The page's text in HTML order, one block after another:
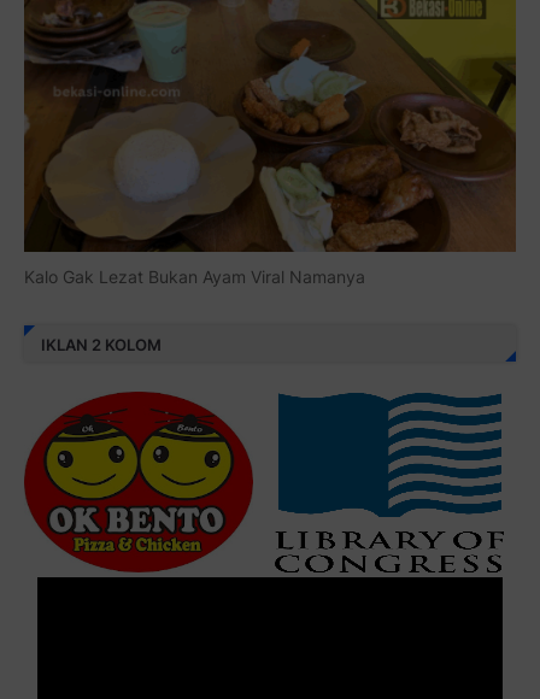
Kalo Gak Lezat Bukan Ayam Viral Namanya
IKLAN 2 KOLOM